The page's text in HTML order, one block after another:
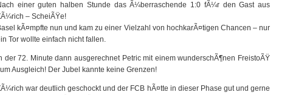
einer guten halben Stunde das Ã¼berraschende 1:0 fÃ¼r den Gast aus
– ScheiÃŸe!
kÃ¤mpfte nun und kam zu einer Vielzahl von hochkarÃ¤tigen Chancen – nur
Tor wollte einfach nicht fallen.
der 72. Minute dann ausgerechnet Petric mit einem wunderschÃ¶nen FreistoÃŸ
Ausgleich! Der Jubel kannte keine Grenzen!
war deutlich geschockt und der FCB hÃ¤tte in dieser Phase gut und gerne